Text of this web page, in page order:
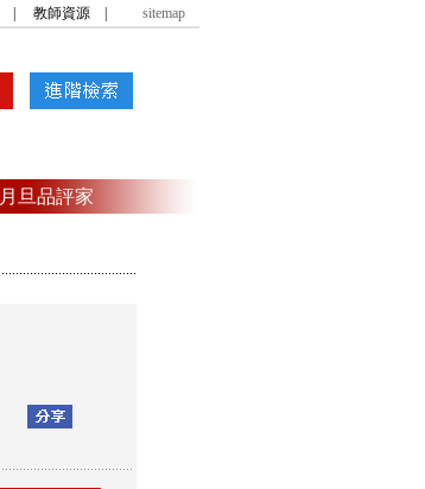
教師資源 sitemap
月旦品評家